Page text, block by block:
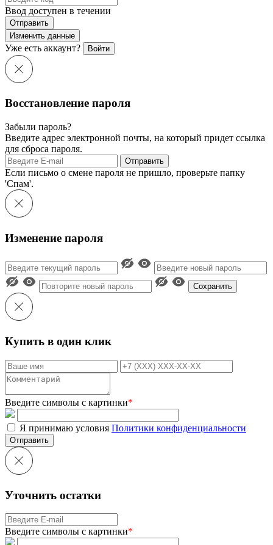
Ввод доступен в течении
Отправить
Изменить данные
Уже есть аккаунт? Войти
Восстановление пароля
Забыли пароль?
Введите адрес электронной почты, на который придет ссылка
для сброса пароля.
Отправить
Если письмо о смене пароля не пришло, проверьте папку
'Спам'.
Изменение пароля
Сохранить
Купить в один клик
Введите символы с картинки*
Я принимаю условия Политики конфиденциальности
Отправить
Уточнить остатки
Введите символы с картинки*